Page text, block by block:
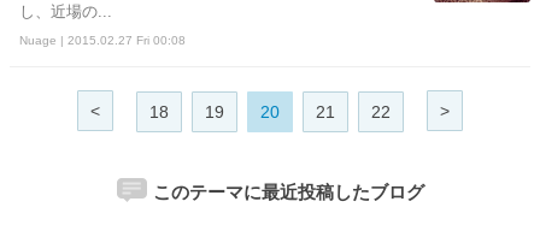
し、近場の...
Nuage | 2015.02.27 Fri 00:08
< 18 19 20 21 22 >
このテーマに最近投稿したブログ